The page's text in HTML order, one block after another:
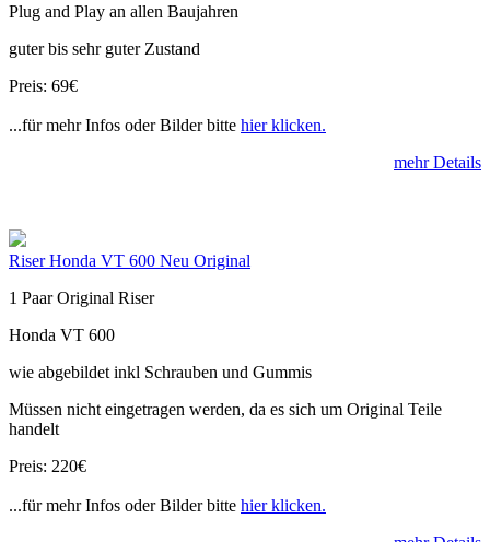
Plug and Play an allen Baujahren
guter bis sehr guter Zustand
Preis: 69€
...für mehr Infos oder Bilder bitte hier klicken.
mehr Details
Riser Honda VT 600 Neu Original
1 Paar Original Riser
Honda VT 600
wie abgebildet inkl Schrauben und Gummis
Müssen nicht eingetragen werden, da es sich um Original Teile
handelt
Preis: 220€
...für mehr Infos oder Bilder bitte hier klicken.